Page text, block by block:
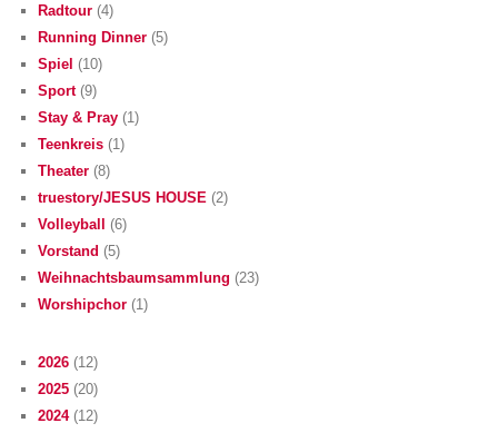
Radtour (4)
Running Dinner (5)
Spiel (10)
Sport(9)
Stay & Pray (1)
Teenkreis (1)
Theater (8)
truestory/JESUS HOUSE (2)
Volleyball
(6)
Vorstand (5)
Weihnachtsbaumsammlung (23)
Worshipchor (1)
2026 (12)
2025 (20)
2024(12)